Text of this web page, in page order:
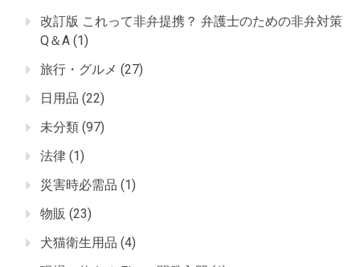
改訂版 これって非弁提携？ 弁護士のための非弁対策
Q＆A (1)
旅行・グルメ (27)
日用品 (22)
未分類 (97)
法律 (1)
災害時必需品 (1)
物販 (23)
犬猫衛生用品 (4)